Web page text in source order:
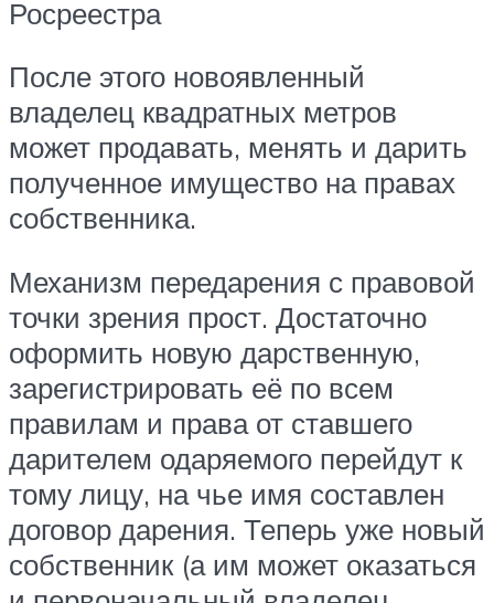
Росреестра
После этого новоявленный
владелец квадратных метров
может продавать, менять и дарить
полученное имущество на правах
собственника.
Механизм передарения с правовой
точки зрения прост. Достаточно
оформить новую дарственную,
зарегистрировать её по всем
правилам и права от ставшего
дарителем одаряемого перейдут к
тому лицу, на чье имя составлен
договор дарения. Теперь уже новый
собственник (а им может оказаться